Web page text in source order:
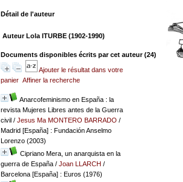
Détail de l'auteur
Auteur Lola ITURBE (1902-1990)
Documents disponibles écrits par cet auteur (24)
Ajouter le résultat dans votre
panier Affiner la recherche
Anarcofeminismo en España : la
revista Mujeres Libres antes de la Guerra
civil/ Jesus Ma MONTERO BARRADO /
Madrid [España] : Fundación Anselmo
Lorenzo (2003)
Cipriano Mera, un anarquista en la
guerra de España/ Joan LLARCH /
Barcelona [España] : Euros (1976)